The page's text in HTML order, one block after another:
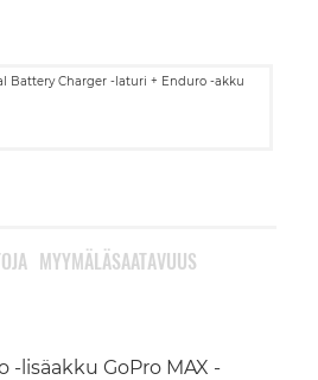
Battery Charger -laturi + Enduro -akku
-lisäakku GoPro MAX -
MYYMÄLÄSAATAVUUS